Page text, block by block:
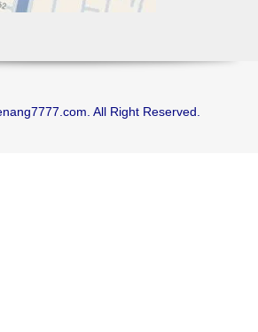
All Right Reserved.